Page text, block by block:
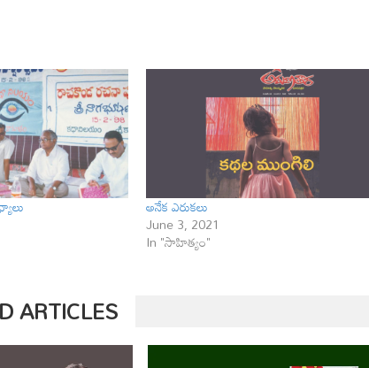
అనేక ఎరుక‌లు
June 3, 2021
In "సాహిత్యం"
ARTICLES